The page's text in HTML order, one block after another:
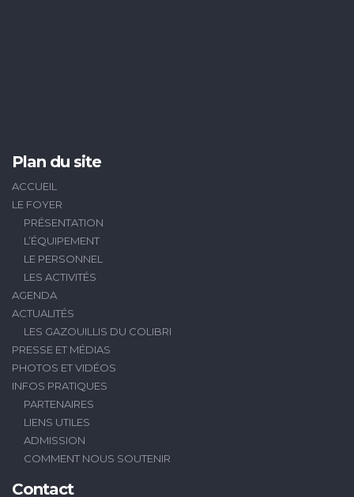
Plan du site
ACCUEIL
LE FOYER
PRÉSENTATION
L’ÉQUIPEMENT
LE PERSONNEL
LES ACTIVITÉS
AGENDA
ACTUALITÉS
LES GAZOUILLIS DU COLIBRI
PRESSE ET MÉDIAS
PHOTOS ET VIDÉOS
INFOS PRATIQUES
PARTENAIRES
LIENS UTILES
ADMISSION
COMMENT NOUS SOUTENIR
Contact